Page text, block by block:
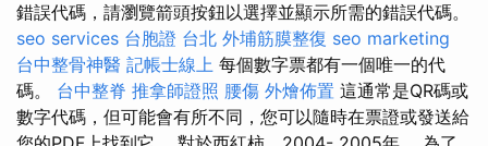
錯誤代碼，請瀏覽箭頭按鈕以選擇並顯示所需的錯誤代碼。
seo services 台胞證 台北 外埔筋膜整復 seo marketing
台中整骨神醫 記帳士線上 每個數字票都有一個唯一的代
碼。 台中整脊 推拿師證照 腰傷 外燴佈置 這通常是QR碼或
數字代碼，但可能會有所不同，您可以隨時在票證或發送給